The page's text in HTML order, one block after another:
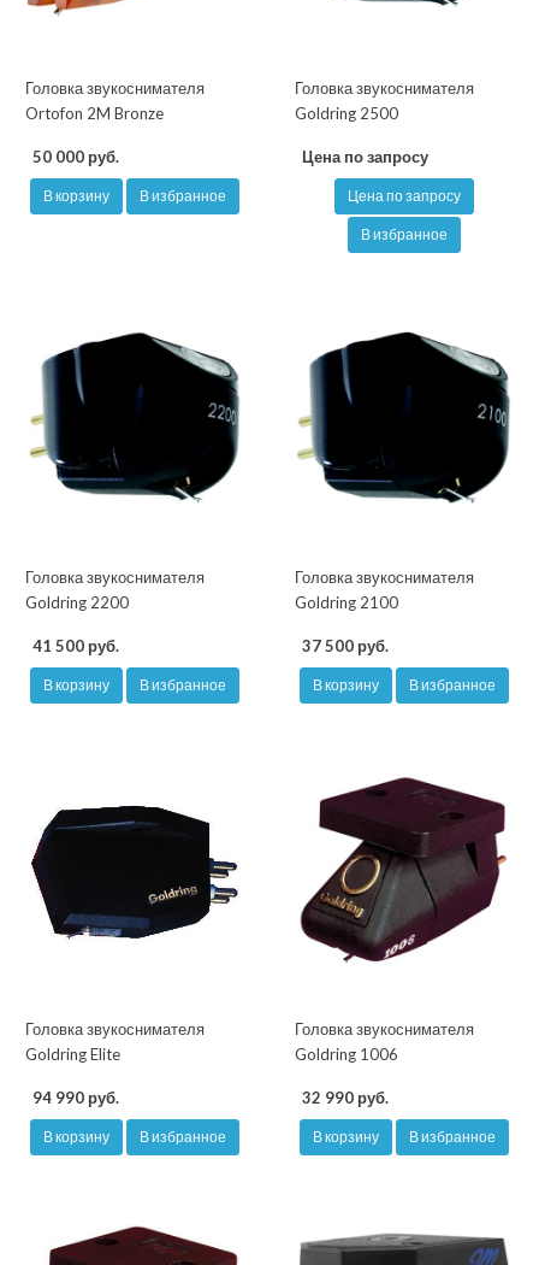
Головка звукоснимателя
Ortofon 2M Bronze
50 000 руб.
В корзину В избранное
Головка звукоснимателя
Goldring 2500
Цена по запросу
Цена по запросу
В избранное
Головка звукоснимателя
Goldring 2200
41 500 руб.
В корзину В избранное
Головка звукоснимателя
Goldring 2100
37 500 руб.
В корзину В избранное
Головка звукоснимателя
Goldring Elite
94 990 руб.
В корзину В избранное
Головка звукоснимателя
Goldring 1006
32 990 руб.
В корзину В избранное